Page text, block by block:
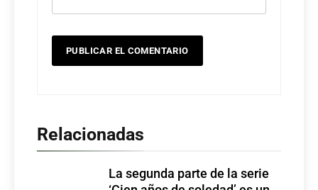
Relacionadas
La segunda parte de la serie